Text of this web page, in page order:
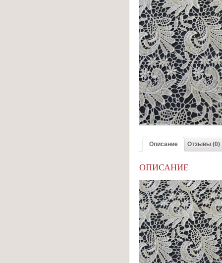
Описание Отзывы (0)
ОПИСАНИЕ